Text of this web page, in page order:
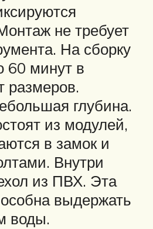
не требует
На сборку
60 минут в
размеров.
глубина.
из модулей,
в замок и
Внутри
из ПВХ. Эта
выдержать
воды.